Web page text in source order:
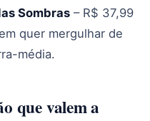
Sombras– R$ 37,99
quer mergulhar de
média.
que valem a